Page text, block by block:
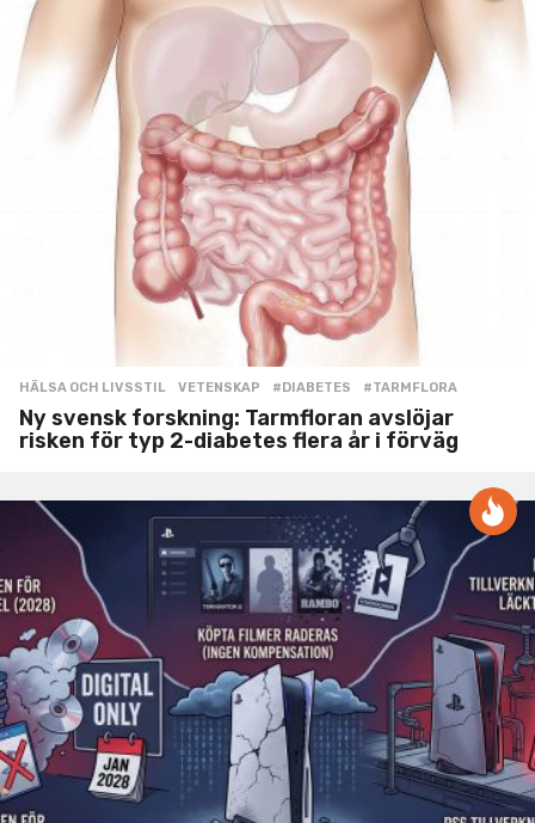
HÄLSA OCH LIVSSTIL ,VETENSKAP #DIABETES ,#TARMFLORA
Ny svensk forskning: Tarmfloran avslöjar
risken för typ 2-diabetes flera år i förväg